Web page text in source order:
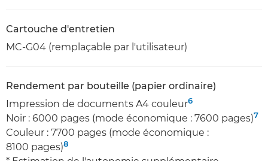
Cartouche d'entretien
MC-G04 (remplaçable par l'utilisateur)
Rendement par bouteille (papier ordinaire)
Impression de documents A4 couleur6
Noir : 6000 pages (mode économique : 7600 pages)7
Couleur : 7700 pages (mode économique :
8100 pages)8